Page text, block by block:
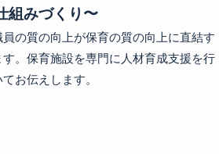
組みづくり〜
の質の向上が保育の質の向上に直結す
。保育施設を専門に人材育成支援を行
お伝えします。